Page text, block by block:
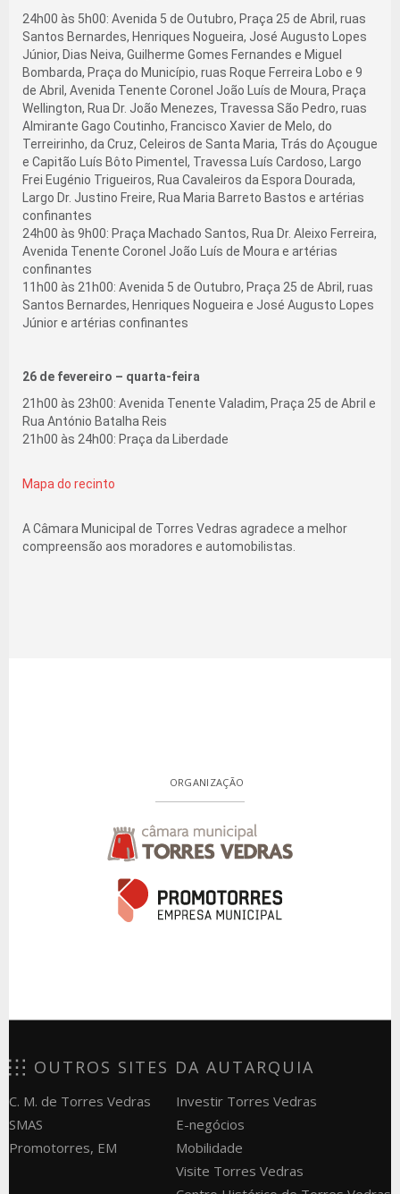
24h00 às 5h00: Avenida 5 de Outubro, Praça 25 de Abril, ruas
Santos Bernardes, Henriques Nogueira, José Augusto Lopes
Júnior, Dias Neiva, Guilherme Gomes Fernandes e Miguel
Bombarda, Praça do Município, ruas Roque Ferreira Lobo e 9
de Abril, Avenida Tenente Coronel João Luís de Moura, Praça
Wellington, Rua Dr. João Menezes, Travessa São Pedro, ruas
Almirante Gago Coutinho, Francisco Xavier de Melo, do
Terreirinho, da Cruz, Celeiros de Santa Maria, Trás do Açougue
e Capitão Luís Bôto Pimentel, Travessa Luís Cardoso, Largo
Frei Eugénio Trigueiros, Rua Cavaleiros da Espora Dourada,
Largo Dr. Justino Freire, Rua Maria Barreto Bastos e artérias
confinantes
24h00 às 9h00: Praça Machado Santos, Rua Dr. Aleixo Ferreira,
Avenida Tenente Coronel João Luís de Moura e artérias
confinantes
11h00 às 21h00: Avenida 5 de Outubro, Praça 25 de Abril, ruas
Santos Bernardes, Henriques Nogueira e José Augusto Lopes
Júnior e artérias confinantes
26 de fevereiro – quarta-feira
21h00 às 23h00: Avenida Tenente Valadim, Praça 25 de Abril e
Rua António Batalha Reis
21h00 às 24h00: Praça da Liberdade
Mapa do recinto
A Câmara Municipal de Torres Vedras agradece a melhor
compreensão aos moradores e automobilistas.
ORGANIZAÇÃO
OUTROS SITES DA AUTARQUIA
C. M. de Torres Vedras
SMAS
Promotorres, EM
Investir Torres Vedras
E-negócios
Mobilidade
Visite Torres Vedras